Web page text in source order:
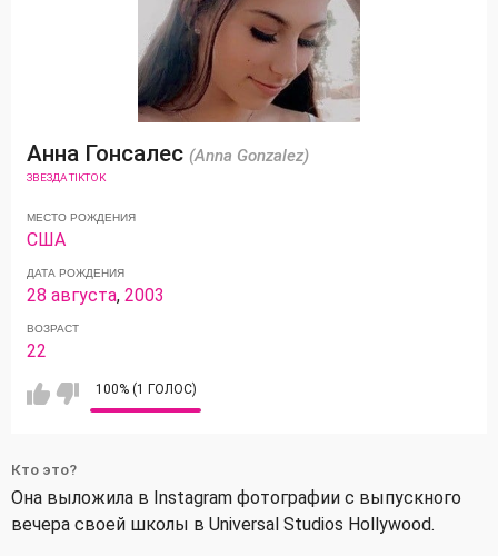
Анна Гонсалес (Anna Gonzalez)
ЗВЕЗДА TIKTOK
МЕСТО РОЖДЕНИЯ
США
ДАТА РОЖДЕНИЯ
28 августа,2003
ВОЗРАСТ
22
100% (1 ГОЛОС)
Кто это?
Она выложила в Instagram фотографии с выпускного
вечера своей школы в Universal Studios Hollywood.